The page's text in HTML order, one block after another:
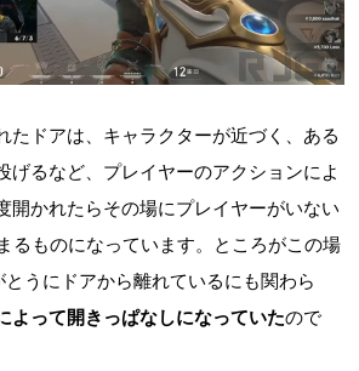
たドアは、キャラクターが近づく、ある
げるなど、プレイヤーのアクションによ
開かれたらその場にプレイヤーがいない
るものになっています。ところがこの場
うにドアから離れているにも関わら
よって開きっぱなしになっていたので